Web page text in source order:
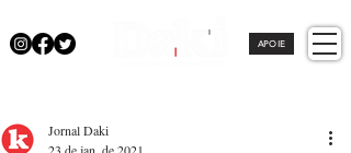
APOIE
Jornal Daki